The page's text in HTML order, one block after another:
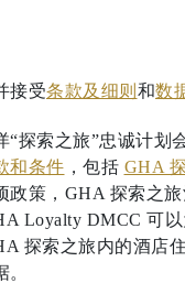
接受条款及细则 和数
“探索之旅”忠诚计划
和条件 ，包括 GHA
政策，GHA 探索之
Loyalty DMCC 可
探索之旅内的酒店